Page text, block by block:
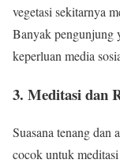
vegetasi sekitarnya
Banyak pengunjung
keperluan media
3. Meditasi dan
Suasana tenang
cocok untuk